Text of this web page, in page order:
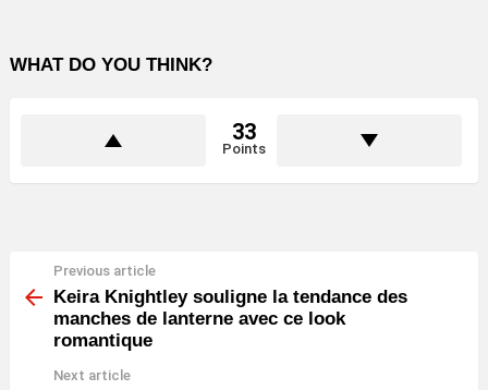
WHAT DO YOU THINK?
33
Points
more
Previous article
Keira Knightley souligne la tendance des
manches de lanterne avec ce look
romantique
Next article